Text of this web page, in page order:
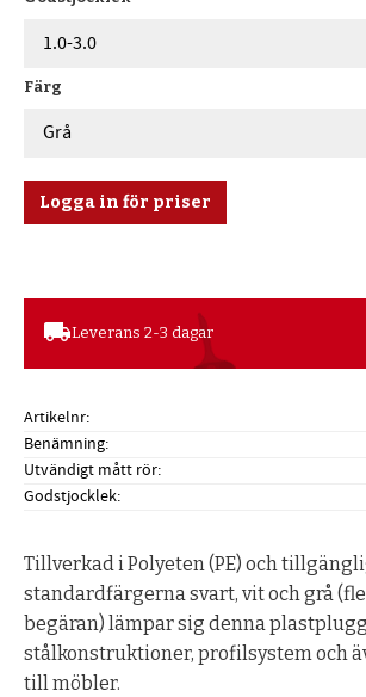
Färg
Logga in för priser
local_shippingLeverans 2-3 dagar
Artikelnr
Benämning
Utvändigt mått rör
Godstjocklek
Tillverkad i Polyeten (PE) och
standardfärgerna svart, vit och grå
begäran) lämpar sig denna
stålkonstruktioner, profilsystem och
till möbler.